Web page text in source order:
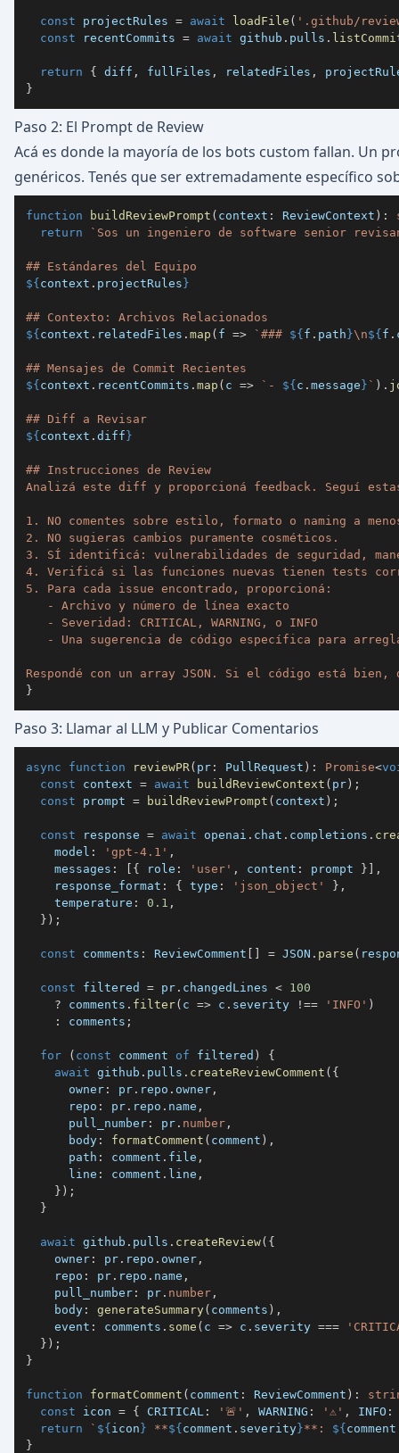
const projectRules = await loadFile ( '.github/
const recentCommits = await github . pulls .
return { diff , fullFiles , relatedFiles ,
}
Paso 2: El Prompt de Review
Acá es donde la mayoría de los bots custom fallan. Un
genéricos. Tenés que ser extremadamente específico
function buildReviewPrompt ( context : ReviewContext ) :
return
`
${context . projectRules}
${context . relatedFiles . map ( f => ` ### ${f . path}\n${f .
${context . recentCommits . map ( c => ` - ${c . message} ` ) .
${context . diff}
Respondé con un array JSON. Si el código está
}
Paso 3: Llamar al LLM y Publicar Comentarios
async function reviewPR ( pr : PullRequest ) : Promise<
const context = await buildReviewContext ( pr) ;
const prompt = buildReviewPrompt ( context ) ;
const response = await openai . chat . completions .
    model
: 'gpt-4.1' ,
    messages
: [ { role : 'user' , content : prompt } ] ,
    response_format
: { type : 'json_object' } ,
    temperature
: 0.1 ,
} ) ;
const comments : ReviewComment [ ] = JSON . parse (
const filtered = pr . changedLines < 100
? comments . filter( c => c . severity !== 'INFO' )
:
comments ;
for ( const comment of filtered )
{
await github . pulls . createReviewComment ( {
      owner
: pr . repo . owner ,
      repo
: pr . repo . name ,
      pull_number
: pr . number ,
      body
: formatComment ( comment ) ,
      path
: comment . file ,
      line
: comment . line ,
} ) ;
}
await github . pulls . createReview( {
    owner
: pr . repo . owner ,
    repo
: pr . repo . name ,
    pull_number
: pr . number ,
    body
: generateSummary( comments ) ,
    event
: comments . some ( c => c . severity ===
} ) ;
}
function formatComment ( comment : ReviewComment ) :
const icon = { CRITICAL : '🚨' , WARNING : '⚠️' , INFO :
return
` ${icon} **${comment . severity}**: ${comment
}